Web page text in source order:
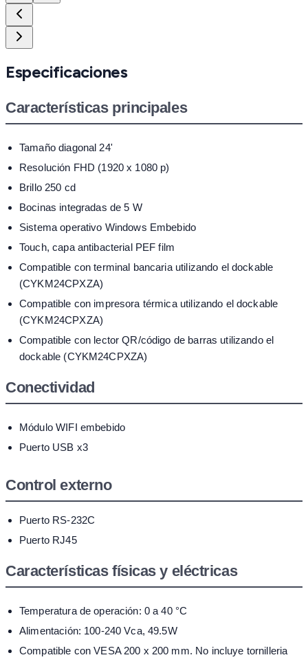
Especificaciones
Características principales
Tamaño diagonal 24'
Resolución FHD (1920 x 1080 p)
Brillo 250 cd
Bocinas integradas de 5 W
Sistema operativo Windows Embebido
Touch, capa antibacterial PEF film
Compatible con terminal bancaria utilizando el dockable
(CYKM24CPXZA)
Compatible con impresora térmica utilizando el dockable
(CYKM24CPXZA)
Compatible con lector QR/código de barras utilizando el
dockable (CYKM24CPXZA)
Conectividad
Módulo WIFI embebido
Puerto USB x3
Control externo
Puerto RS-232C
Puerto RJ45
Características físicas y eléctricas
Temperatura de operación: 0 a 40 °C
Alimentación: 100-240 Vca, 49.5W
Compatible con VESA 200 x 200 mm. No incluye tornilleria